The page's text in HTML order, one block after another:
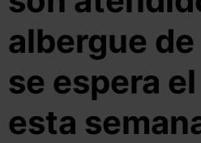
albergue de
se espera
esta